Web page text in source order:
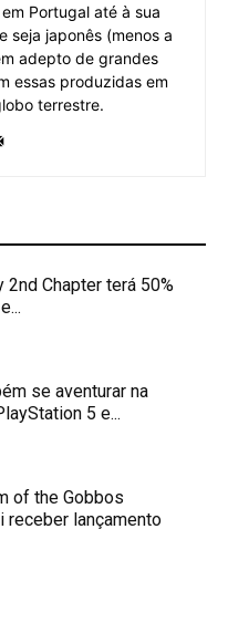
Portugal até à sua
seja japonês (menos a
adepto de grandes
essas produzidas em
terrestre.
2nd Chapter terá 50%
se aventurar na
5 e...
of the Gobbos
receber lançamento